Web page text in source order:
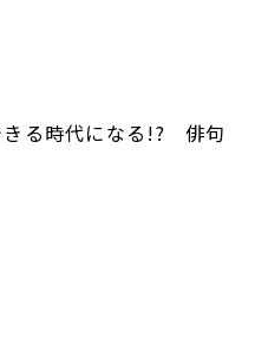
きる時代になる!? 俳句